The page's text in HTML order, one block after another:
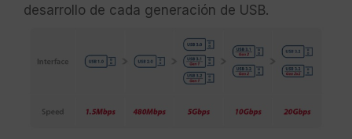
desarrollo de cada generación de USB.